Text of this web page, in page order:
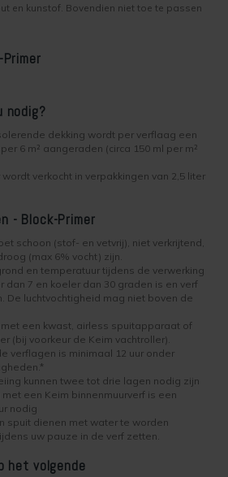
en kunstof. Bovendien niet toe te passen
nodig?
dekking wordt per verflaag een
6 m² aangeraden (circa 150 ml per m²
verkocht in verpakkingen van 2,5 liter
- Block-Primer
schoon (stof- en vetvrij), niet verkrijtend,
(max 6% vocht) zijn.
en temperatuur tijdens de verwerking
dan 7 en koeler dan 30 graden is en verf
De luchtvochtigheid mag niet boven de
een kwast, airless spuitapparaat of
(bij voorkeur de Keim vachtroller).
verflagen is minimaal 12 uur onder
kunnen twee tot drie lagen nodig zijn
een Keim binnenmuurverf is een
nodig
spuit dienen met water te worden
uw pauze in de verf zetten.
het volgende